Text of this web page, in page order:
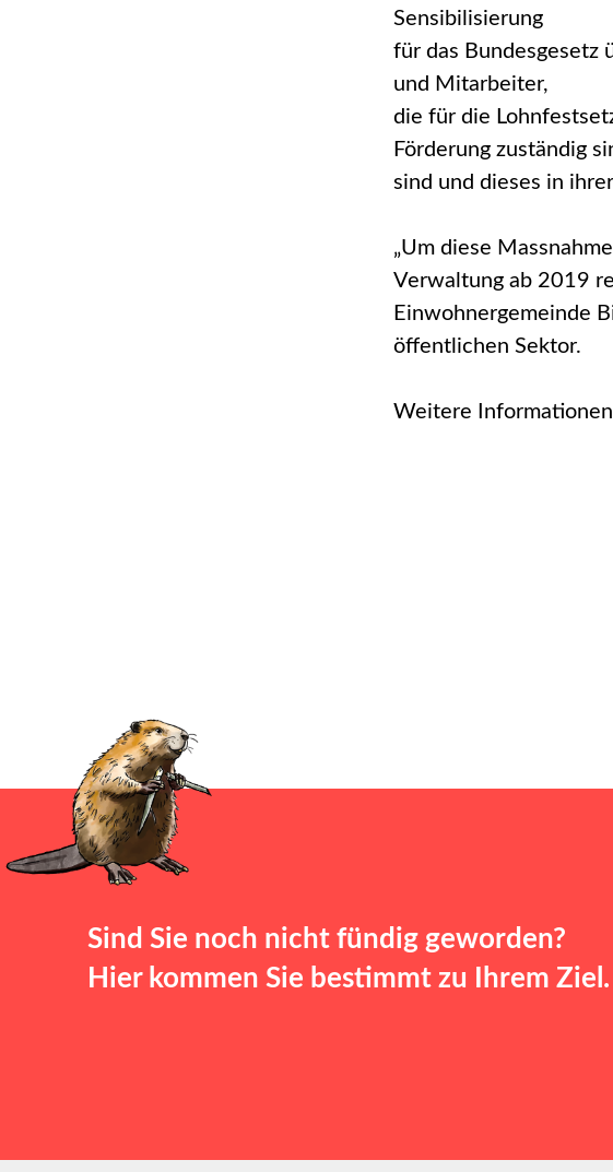
Sensibilisierung
für das Bundesgesetz
und Mitarbeiter,
die für die
Förderung zuständig
sind und dieses in
„Um diese
Verwaltung ab 2019
Einwohnergemeinde
öffentlichen Sektor.
Weitere
Sind Sie noch nicht fündig geworden?
Hier kommen Sie bestimmt zu Ihrem Ziel.